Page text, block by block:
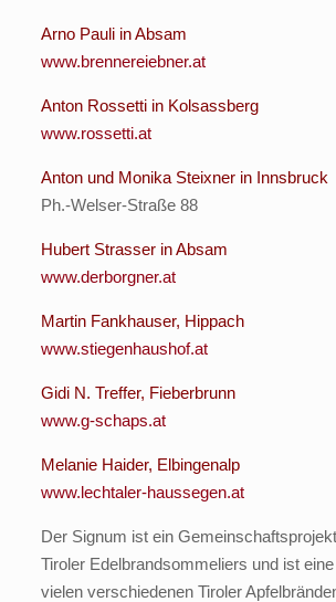
Arno Pauli in Absam
www.brennereiebner.at
Anton Rossetti in Kolsassberg
www.rossetti.at
Anton und Monika Steixner in Innsbruck
Ph.-Welser-Straße 88
Hubert Strasser in Absam
www.derborgner.at
Martin Fankhauser, Hippach
www.stiegenhaushof.at
Gidi N. Treffer, Fieberbrunn
www.g-schaps.at
Melanie Haider, Elbingenalp
www.lechtaler-haussegen.at
Der Signum ist ein
Tiroler Edelbrandsommeliers und ist
vielen verschiedenen Tiroler